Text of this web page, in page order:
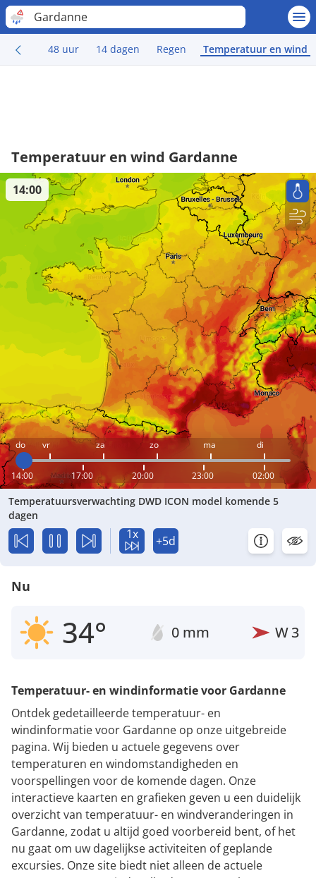
Gardanne
48 uur 14 dagen Regen Temperatuur en wind
Temperatuur en wind Gardanne
do vr za zo ma di
14:00 17:00 20:00 23:00 02:00
14:00
Temperatuursverwachting DWD ICON model komende 5
dagen
1x +5d
Nu
34° 0 mm W3
Temperatuur- en windinformatie voor Gardanne
Ontdek gedetailleerde temperatuur- en
windinformatie voor Gardanne op onze uitgebreide
pagina. Wij bieden u actuele gegevens over
temperaturen en windomstandigheden en
voorspellingen voor de komende dagen. Onze
interactieve kaarten en grafieken geven u een duidelijk
overzicht van temperatuur- en windveranderingen in
Gardanne, zodat u altijd goed voorbereid bent, of het
nu gaat om uw dagelijkse activiteiten of geplande
excursies. Onze site biedt niet alleen de actuele